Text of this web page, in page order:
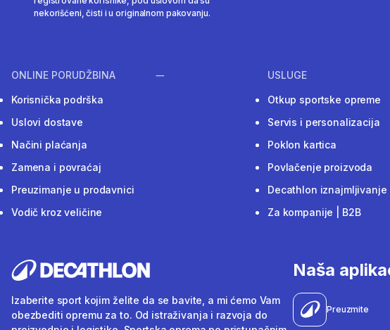
nekorišćeni, čisti i u originalnom pakovanju.
ONLINE PORUDŽBINA
Korisnička podrška
Uslovi dostave
Načini plaćanja
Zamena i povraćaj
Preuzimanje u prodavnici
Vodič kroz veličine
USLUGE
Otkup sportske opreme
Servis i personalizacija
Poklon kartica
Povlačenje proizvoda
Decathlon iznajmljivanje
Za kompanije | B2B
Izaberite sport kojim želite da se bavite, a mi ćemo Vam
obezbediti opremu za to. Od istraživanja i razvoja do
Naša
Preuzmite